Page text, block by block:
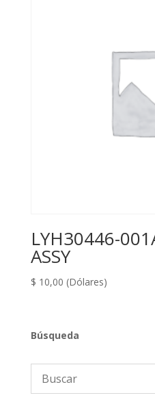
LYH30446-
ASSY
$ 10,00 (Dólares)
Búsqueda